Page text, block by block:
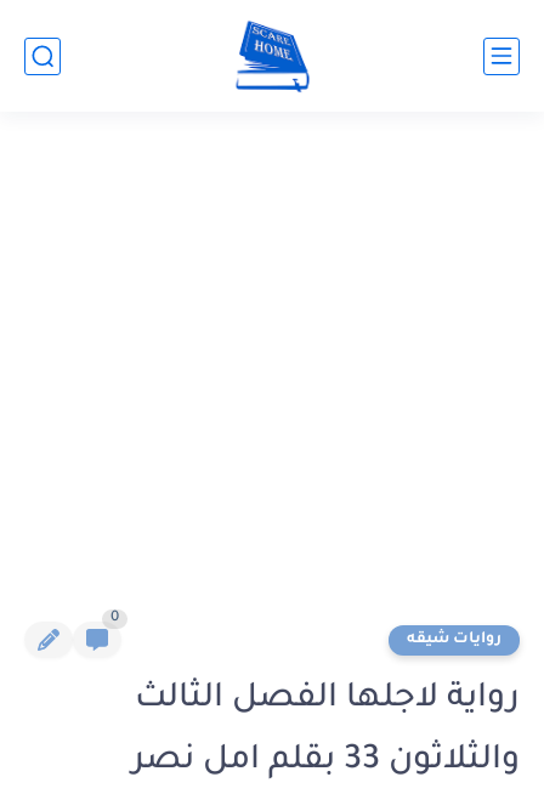
روايات شيقه
0
رواية لاجلها الفصل الثالث
والثلاثون 33 بقلم امل نصر